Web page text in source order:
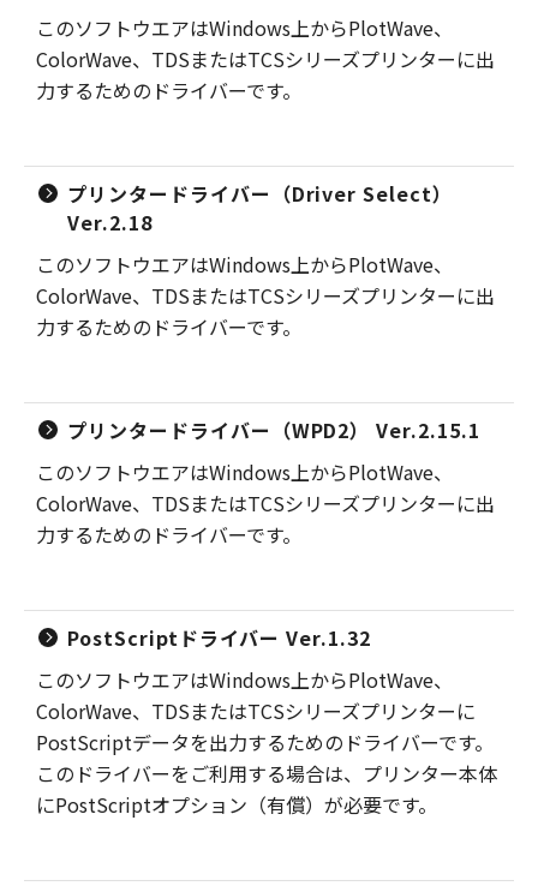
このソフトウエアはWindows上からPlotWave、
ColorWave、TDSまたはTCSシリーズプリンターに出
力するためのドライバーです。
プリンタードライバー（Driver Select）
Ver.2.18
このソフトウエアはWindows上からPlotWave、
ColorWave、TDSまたはTCSシリーズプリンターに出
力するためのドライバーです。
プリンタードライバー（WPD2） Ver.2.15.1
このソフトウエアはWindows上からPlotWave、
ColorWave、TDSまたはTCSシリーズプリンターに出
力するためのドライバーです。
PostScriptドライバー Ver.1.32
このソフトウエアはWindows上からPlotWave、
ColorWave、TDSまたはTCSシリーズプリンターに
PostScriptデータを出力するためのドライバーです。
このドライバーをご利用する場合は、プリンター本体
にPostScriptオプション（有償）が必要です。